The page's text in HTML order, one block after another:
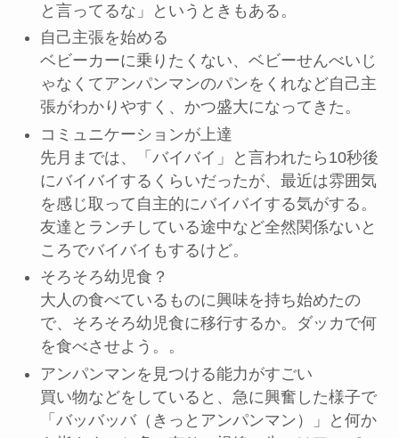
と言ってるな」というときもある。
自己主張を始める
ベビーカーに乗りたくない、ベビーせんべいじ
ゃなくてアンパンマンのパンをくれなど自己主
張がわかりやすく、かつ盛大になってきた。
コミュニケーションが上達
先月までは、「バイバイ」と言われたら10秒後
にバイバイするくらいだったが、最近は雰囲気
を感じ取って自主的にバイバイする気がする。
友達とランチしている途中など全然関係ないと
ころでバイバイもするけど。
そろそろ幼児食？
大人の食べているものに興味を持ち始めたの
で、そろそろ幼児食に移行するか。ダッカで何
を食べさせよう。。
アンパンマンを見つける能力がすごい
買い物などをしていると、急に興奮した様子で
「バッバッバ（きっとアンパンマン）」と何か